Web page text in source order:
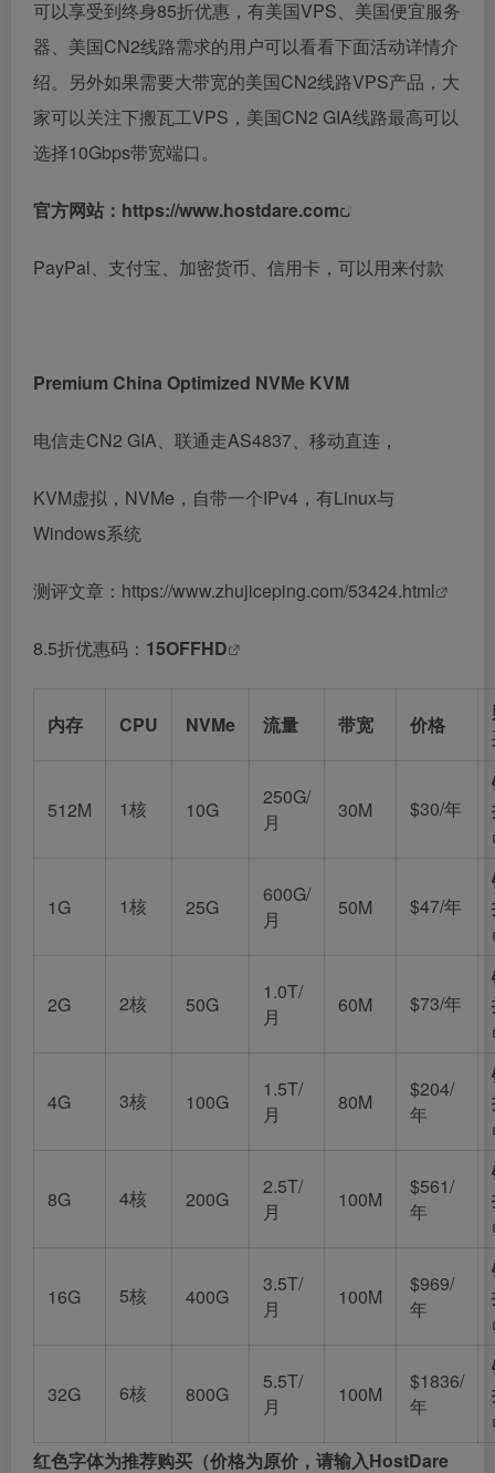
可以享受到终身85折优惠，有美国VPS、美国便宜服务
器、美国CN2线路需求的用户可以看看下面活动详情介
绍。另外如果需要大带宽的美国CN2线路VPS产品，大
家可以关注下搬瓦工VPS，美国CN2 GIA线路最高可以
选择10Gbps带宽端口。
官方网站： https://www.hostdare.com
PayPal、支付宝、加密货币、信用卡，可以用来付款
Premium China Optimized NVMe KVM
电信走CN2 GIA、联通走AS4837、移动直连，
KVM虚拟，NVMe，自带一个IPv4，有Linux与
Windows系统
测评文章： https://www.zhujiceping.com/53424.html
8.5折优惠码： 15OFFHD
内存 CPU NVMe 流量 带宽 价格
512M 1核 10G
250G/
月
30M $30/年
1G 1核 25G
600G/
月
50M $47/年
2G 2核 50G
1.0T/
月
60M $73/年
4G 3核 100G
1.5T/
月
80M
$204/
年
8G 4核 200G
2.5T/
月
100M
$561/
年
16G 5核 400G
3.5T/
月
100M
$969/
年
32G 6核 800G
5.5T/
月
100M
$1836/
年
红色字体为推荐购买（价格为原价，请输入HostDare